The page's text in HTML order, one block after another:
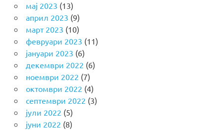
мај 2023 (13)
април 2023 (9)
март 2023 (10)
февруари 2023 (11)
јануари 2023 (6)
декември 2022 (6)
ноември 2022 (7)
октомври 2022 (4)
септември 2022 (3)
јули 2022 (5)
јуни 2022 (8)